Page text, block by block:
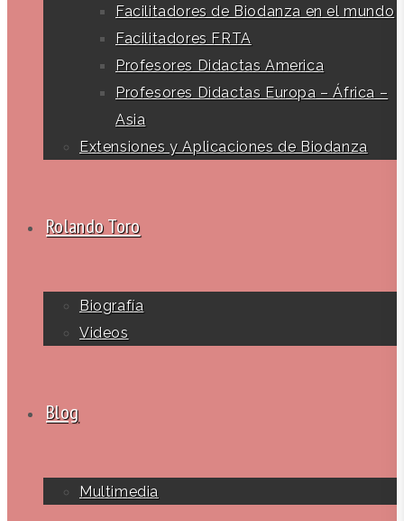
Facilitadores de Biodanza en el mundo
Facilitadores FRTA
Profesores Didactas America
Profesores Didactas Europa – África –
Asia
Extensiones y Aplicaciones de Biodanza
Rolando Toro
Biografía
Videos
Blog
Multimedia